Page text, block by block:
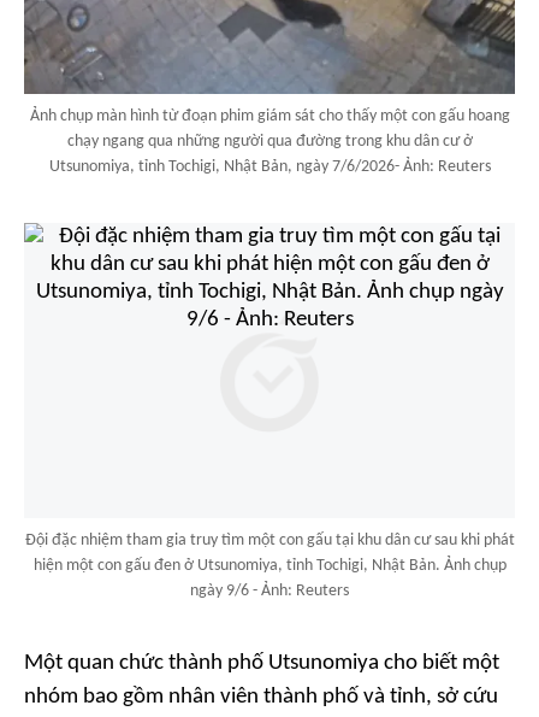
Ảnh chụp màn hình từ đoạn phim giám sát cho thấy một con gấu hoang
chạy ngang qua những người qua đường trong khu dân cư ở
Utsunomiya, tỉnh Tochigi, Nhật Bản, ngày 7/6/2026- Ảnh: Reuters
Đội đặc nhiệm tham gia truy tìm một con gấu tại khu dân cư sau khi phát
hiện một con gấu đen ở Utsunomiya, tỉnh Tochigi, Nhật Bản. Ảnh chụp
ngày 9/6 - Ảnh: Reuters
Một quan chức thành phố Utsunomiya cho biết một
nhóm bao gồm nhân viên thành phố và tỉnh, sở cứu